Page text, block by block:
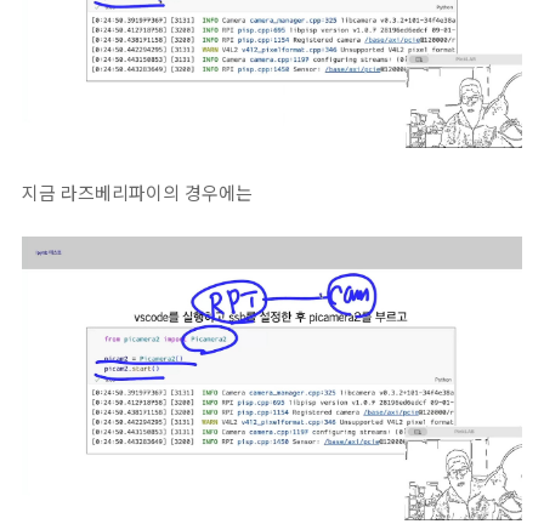
지금 라즈베리파이의 경우에는